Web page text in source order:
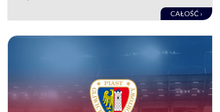
CAŁOŚĆ ›